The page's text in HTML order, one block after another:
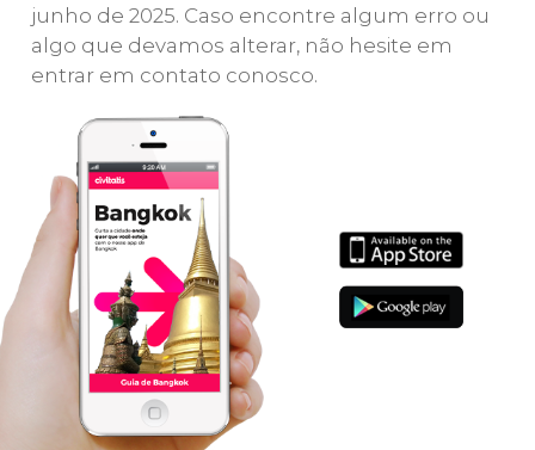
junho de 2025. Caso encontre algum erro ou
algo que devamos alterar, não hesite em
entrar em contato conosco.